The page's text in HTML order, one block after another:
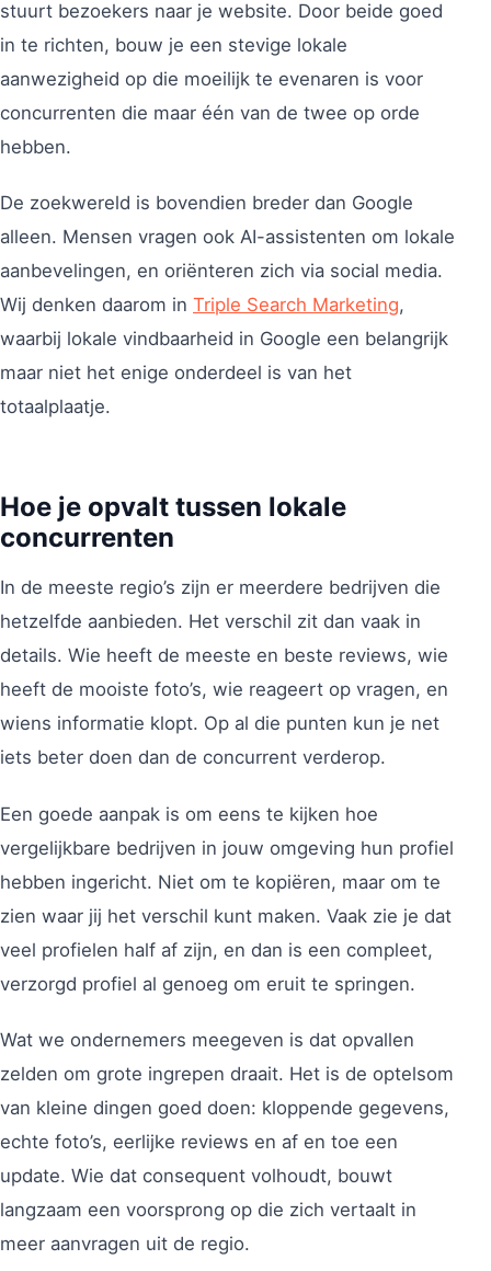
stuurt bezoekers naar je website. Door beide goed
in te richten, bouw je een stevige lokale
aanwezigheid op die moeilijk te evenaren is voor
concurrenten die maar één van de twee op orde
hebben.
De zoekwereld is bovendien breder dan Google
alleen. Mensen vragen ook AI-assistenten om lokale
aanbevelingen, en oriënteren zich via social media.
Wij denken daarom in Triple Search Marketing,
waarbij lokale vindbaarheid in Google een belangrijk
maar niet het enige onderdeel is van het
totaalplaatje.
Hoe je opvalt tussen lokale
concurrenten
In de meeste regio’s zijn er meerdere bedrijven die
hetzelfde aanbieden. Het verschil zit dan vaak in
details. Wie heeft de meeste en beste reviews, wie
heeft de mooiste foto’s, wie reageert op vragen, en
wiens informatie klopt. Op al die punten kun je net
iets beter doen dan de concurrent verderop.
Een goede aanpak is om eens te kijken hoe
vergelijkbare bedrijven in jouw omgeving hun profiel
hebben ingericht. Niet om te kopiëren, maar om te
zien waar jij het verschil kunt maken. Vaak zie je dat
veel profielen half af zijn, en dan is een compleet,
verzorgd profiel al genoeg om eruit te springen.
Wat we ondernemers meegeven is dat opvallen
zelden om grote ingrepen draait. Het is de optelsom
van kleine dingen goed doen: kloppende gegevens,
echte foto’s, eerlijke reviews en af en toe een
update. Wie dat consequent volhoudt, bouwt
langzaam een voorsprong op die zich vertaalt in
meer aanvragen uit de regio.